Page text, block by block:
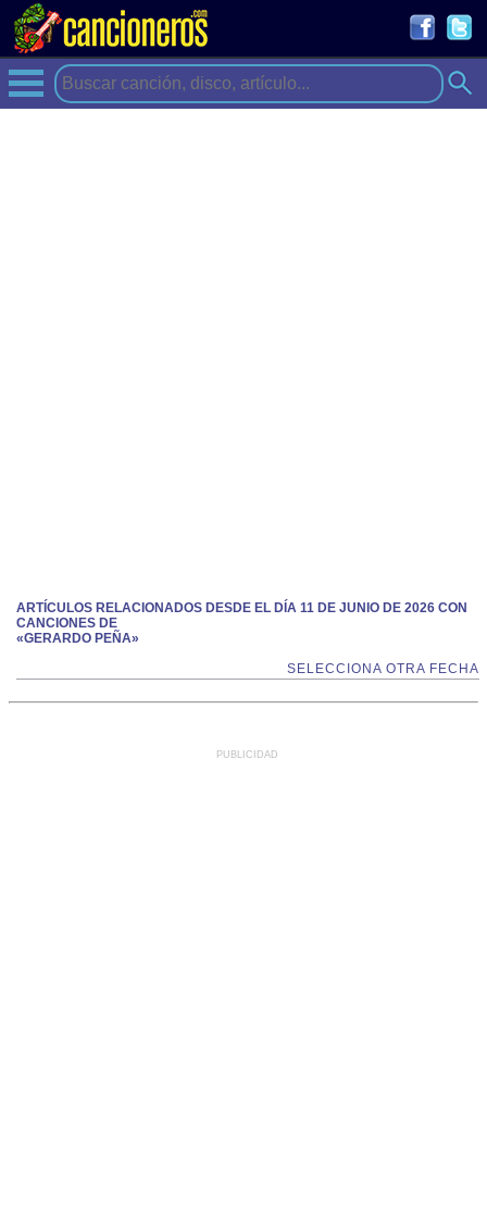
ARTÍCULOS RELACIONADOS DESDE EL DÍA 11 DE JUNIO DE 2026 CON
CANCIONES DE
«GERARDO PEÑA»
SELECCIONA OTRA FECHA
PUBLICIDAD